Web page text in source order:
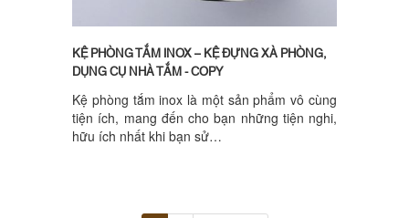
KỆ PHÒNG TẮM INOX – KỆ ĐỰNG XÀ PHÒNG,
DỤNG CỤ NHÀ TẮM - COPY
Kệ phòng tắm inox là một sản phẩm vô cùng
tiện ích, mang đến cho bạn những tiện nghi,
hữu ích nhất khi bạn sử…